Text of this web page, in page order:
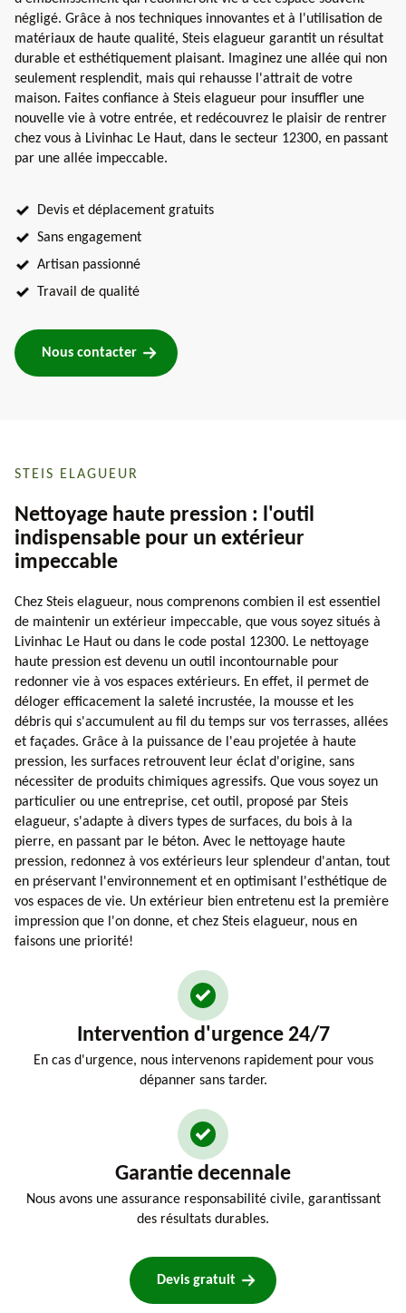
négligé. Grâce à nos techniques innovantes et à l'utilisation de
matériaux de haute qualité, Steis elagueur garantit un résultat
durable et esthétiquement plaisant. Imaginez une allée qui non
seulement resplendit, mais qui rehausse l'attrait de votre
maison. Faites confiance à Steis elagueur pour insuffler une
nouvelle vie à votre entrée, et redécouvrez le plaisir de rentrer
chez vous à Livinhac Le Haut, dans le secteur 12300, en passant
par une allée impeccable.
Devis et déplacement gratuits
Sans engagement
Artisan passionné
Travail de qualité
Nous contacter
STEIS ELAGUEUR
Nettoyage haute pression : l'outil
indispensable pour un extérieur
impeccable
Chez Steis elagueur, nous comprenons combien il est essentiel
de maintenir un extérieur impeccable, que vous soyez situés à
Livinhac Le Haut ou dans le code postal 12300. Le nettoyage
haute pression est devenu un outil incontournable pour
redonner vie à vos espaces extérieurs. En effet, il permet de
déloger efficacement la saleté incrustée, la mousse et les
débris qui s'accumulent au fil du temps sur vos terrasses, allées
et façades. Grâce à la puissance de l'eau projetée à haute
pression, les surfaces retrouvent leur éclat d'origine, sans
nécessiter de produits chimiques agressifs. Que vous soyez un
particulier ou une entreprise, cet outil, proposé par Steis
elagueur, s'adapte à divers types de surfaces, du bois à la
pierre, en passant par le béton. Avec le nettoyage haute
pression, redonnez à vos extérieurs leur splendeur d'antan, tout
en préservant l'environnement et en optimisant l'esthétique de
vos espaces de vie. Un extérieur bien entretenu est la première
impression que l'on donne, et chez Steis elagueur, nous en
faisons une priorité!
Intervention d'urgence 24/7
En cas d'urgence, nous intervenons rapidement pour vous
dépanner sans tarder.
Garantie decennale
Nous avons une assurance responsabilité civile, garantissant
des résultats durables.
Devis gratuit